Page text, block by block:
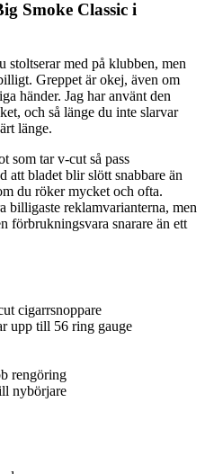
Smoke Classic i
stoltserar med på klubben, men
Greppet är okej, även om
händer. Jag har använt den
och så länge du inte slarvar
länge.
som tar v-cut så pass
att bladet blir slött snabbare än
du röker mycket och ofta.
billigaste reklamvarianterna, men
förbrukningsvara snarare än ett
cigarrsnoppare
upp till 56 ring gauge
rengöring
nybörjare